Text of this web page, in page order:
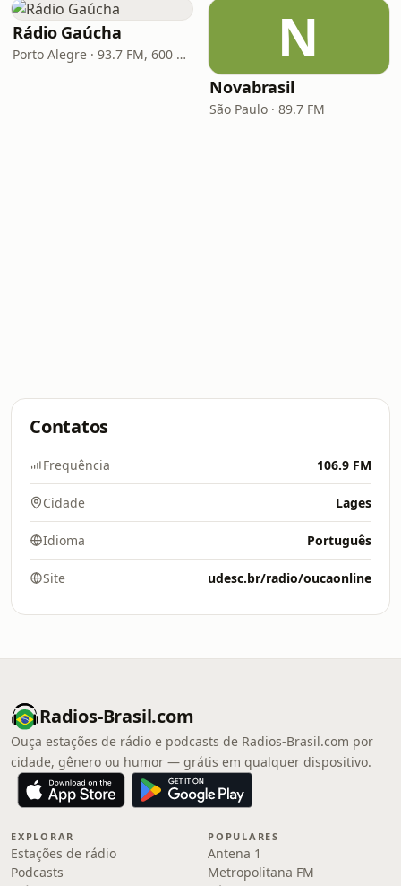
Rádio Gaúcha
Porto Alegre · 93.7 FM, 600 AM N
Novabrasil
São Paulo · 89.7 FM
Contatos
Frequência 106.9 FM
Cidade Lages
Idioma Português
Site udesc.br/radio/oucaonline
Radios-Brasil.com
Ouça estações de rádio e podcasts de Radios-Brasil.com por
cidade, gênero ou humor — grátis em qualquer dispositivo.
EXPLORAR
Estações de rádio
Podcasts
POPULARES
Antena 1
Metropolitana FM